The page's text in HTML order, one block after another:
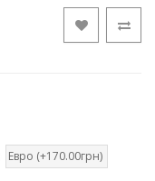
Евро (+170.00грн)